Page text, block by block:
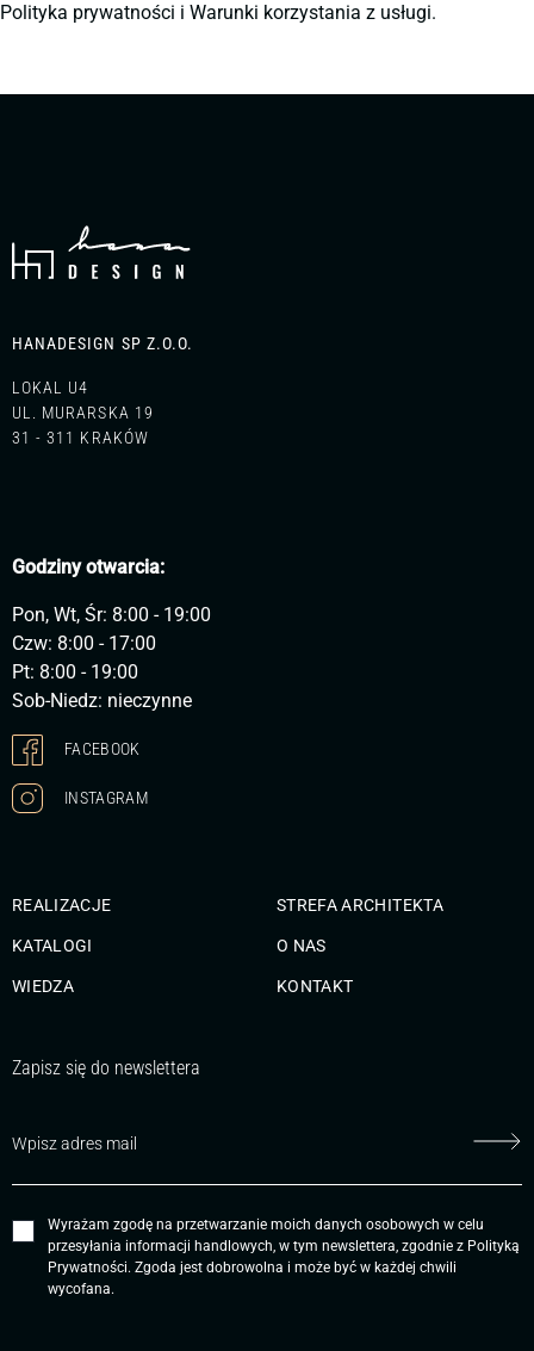
Polityka prywatności i Warunki korzystania z usługi.
HANADESIGN SP Z.O.O.
LOKAL U4
UL. MURARSKA 19
31 - 311 KRAKÓW
Godziny otwarcia:
Pon, Wt, Śr: 8:00 - 19:00
Czw: 8:00 - 17:00
Pt: 8:00 - 19:00
Sob-Niedz: nieczynne
FACEBOOK
INSTAGRAM
REALIZACJE
KATALOGI
WIEDZA
STREFA ARCHITEKTA
O NAS
KONTAKT
Zapisz się do newslettera
Wyrażam zgodę na przetwarzanie moich danych osobowych w celu
przesyłania informacji handlowych, w tym newslettera, zgodnie z Polityką
Prywatności. Zgoda jest dobrowolna i może być w każdej chwili
wycofana.